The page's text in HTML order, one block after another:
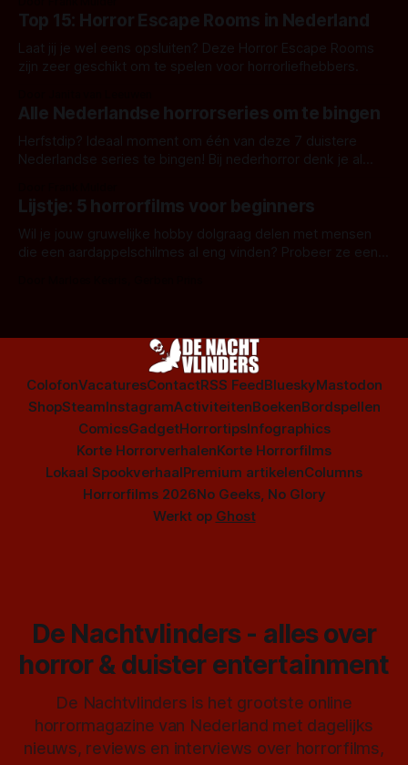
Top 15: Horror Escape Rooms in Nederland
Laat jij je wel eens opsluiten? Deze Horror Escape Rooms
zijn zeer geschikt om te spelen voor horrorliefhebbers.
Alle Nederlandse horrorseries om te bingen
Herfstdip? Ideaal moment om één van deze 7 duistere
Nederlandse series te bingen! Bij nederhorror denk je al
Amsterdamned of The Johnsons. Maar Nederlandse horror
is niet beperkt tot films. Hier een aantal Nederlandse tv-
series uit het duistere of horrorgenre. Als
Lijstje: 5 horrorfilms voor beginners
Wil je jouw gruwelijke hobby dolgraag delen met mensen
die een aardappelschilmes al eng vinden? Probeer ze eens
ColofonVacaturesContactRSS FeedBlueskyMastodon
ShopSteamInstagramActiviteitenBoekenBordspellen
ComicsGadgetHorrortipsInfographics
Korte HorrorverhalenKorte Horrorfilms
Lokaal SpookverhaalPremium artikelenColumns
Horrorfilms 2026No Geeks, No Glory
Werkt op Ghost
De Nachtvlinders - alles over
horror & duister entertainment
De Nachtvlinders is het grootste online
horrormagazine van Nederland met dagelijks
nieuws, reviews en interviews over horrorfilms,